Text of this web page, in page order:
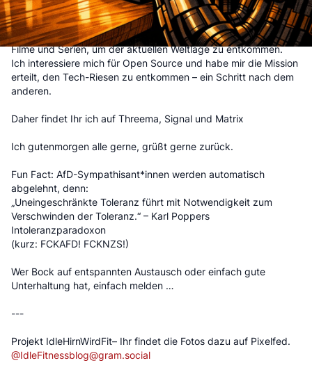
andere PnP-Systeme).
Ansonsten lese ich gerne belanglose Bücher, schaue dumme
Filme und Serien, um der aktuellen Weltlage zu entkommen.
Ich interessiere mich für Open Source und habe mir die Mission
erteilt, den Tech-Riesen zu entkommen – ein Schritt nach dem
anderen.
Daher findet Ihr ich auf Threema, Signal und Matrix
Ich gutenmorgen alle gerne, grüßt gerne zurück.
Fun Fact: AfD-Sympathisant*innen werden automatisch
abgelehnt, denn:
„Uneingeschränkte Toleranz führt mit Notwendigkeit zum
Verschwinden der Toleranz.“ – Karl Poppers
Intoleranzparadoxon
(kurz: FCKAFD! FCKNZS!)
Wer Bock auf entspannten Austausch oder einfach gute
Unterhaltung hat, einfach melden …
---
Projekt IdleHirnWirdFit– Ihr findet die Fotos dazu auf Pixelfed.
@IdleFitnessblog@gram.social